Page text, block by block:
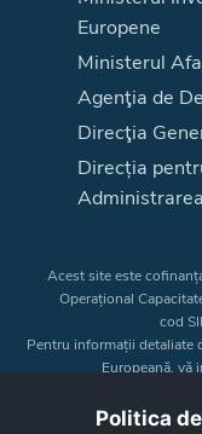
Europene
Ministerul
Agenţia de
Direcţia
Direcția
Acest site este
Operațional
cod
Pentru informații detaliate
Europeană, vă
a Uniunii
Politica